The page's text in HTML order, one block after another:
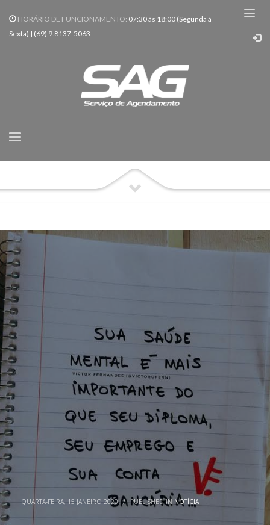
HORÁRIO DE FUNCIONAMENTO: 07:30 às 18:00 (Segunda à
Sexta) | (69) 9.8137-5063
QUARTA-FEIRA, 15 JANEIRO 2020 / PUBLISHED IN NOTÍCIA